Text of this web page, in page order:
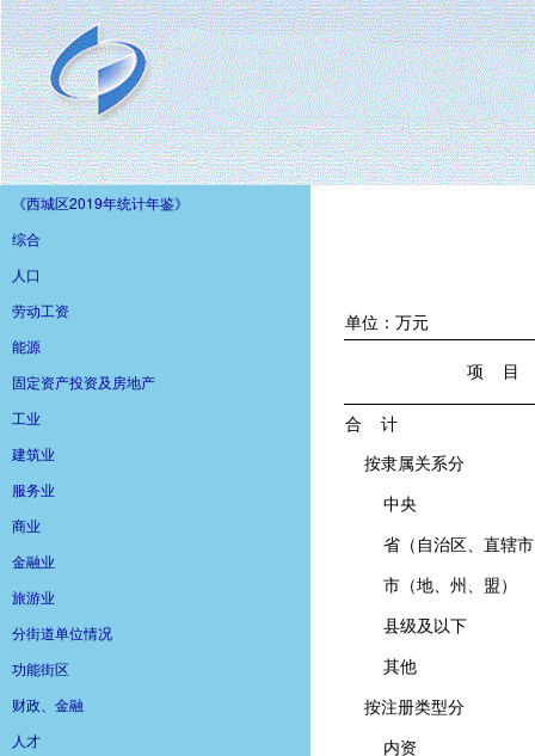
《西城区2019年统计年鉴》
综合
人口
劳动工资
能源
固定资产投资及房地产
工业
建筑业
服务业
商业
金融业
旅游业
分街道单位情况
功能街区
财政、金融
人才